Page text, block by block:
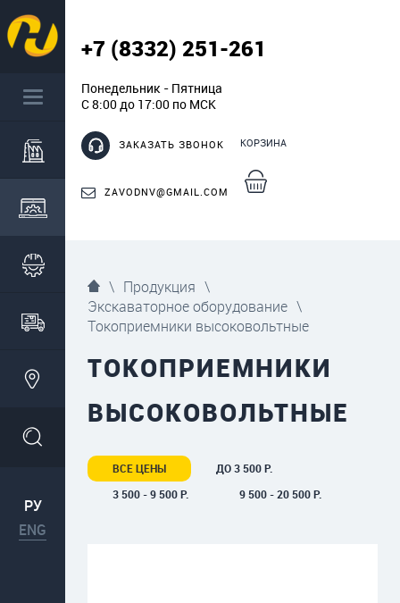
РУ
ENG
+7 (8332) 251-261
Понедельник - Пятница
С 8:00 до 17:00 по МСК
ЗАКАЗАТЬ ЗВОНОК
ZAVODNV@GMAIL.COM
КОРЗИНА
\ Продукция \
Экскаваторное оборудование \
Токоприемники высоковольтные
ТОКОПРИЕМНИКИ
ВЫСОКОВОЛЬТНЫЕ
ВСЕ ЦЕНЫ
ДО 3 500 Р.
3 500 - 9 500 Р.
9 500 - 20 500 Р.